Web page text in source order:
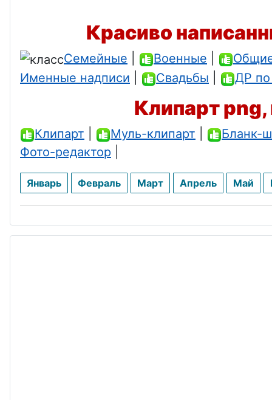
Красиво
Семейные Военные
Именные надписи
Свадьбы ДР по
Клипарт
Клипарт Муль-клипарт Бланк-
Фото-редактор
Январь Февраль Март Апрель Май